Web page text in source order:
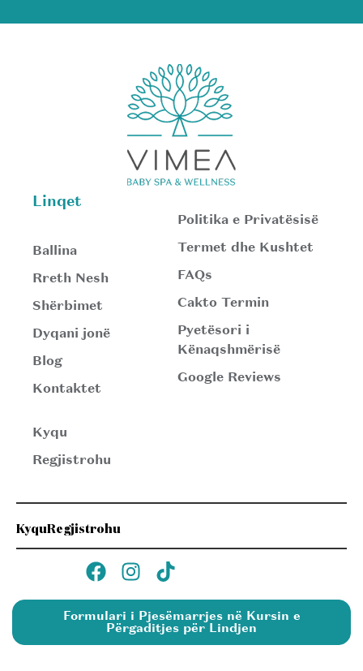
Linqet
Ballina
Rreth Nesh
Shërbimet
Dyqani jonë
Blog
Kontaktet
Kyqu
Regjistrohu
Politika e Privatësisë
Termet dhe Kushtet
FAQs
Cakto Termin
Pyetësori i
Kënaqshmërisë
Google Reviews
KyquRegjistrohu
Formulari i Pjesëmarrjes në Kursin e
Përgaditjes për Lindjen